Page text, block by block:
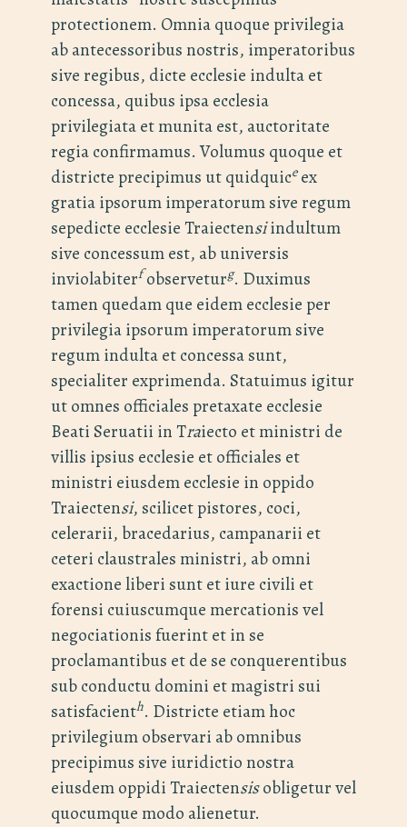
protectionem. Omnia quoque privilegia
ab antecessoribus nostris, imperatoribus
sive regibus, dicte ecclesie indulta et
concessa, quibus ipsa ecclesia
privilegiata et munita est, auctoritate
regia confirmamus. Volumus quoque et
districte precipimus ut quidquiceex
gratia ipsorum imperatorum sive regum
sepedicte ecclesie Traiectensiindultum
sive concessum est, ab universis
inviolabiterfobserveturg. Duximus
tamen quedam que eidem ecclesie per
privilegia ipsorum imperatorum sive
regum indulta et concessa sunt,
specialiter exprimenda. Statuimus igitur
ut omnes officiales pretaxate ecclesie
Beati Seruatii in Traiecto et ministri de
villis ipsius ecclesie et officiales et
ministri eiusdem ecclesie in oppido
Traiectensi, scilicet pistores, coci,
celerarii, bracedarius, campanarii et
ceteri claustrales ministri, ab omni
exactione liberi sunt et iure civili et
forensi cuiuscumque mercationis vel
negociationis fuerint et in se
proclamantibus et de se conquerentibus
sub conductu domini et magistri sui
satisfacienth. Districte etiam hoc
privilegium observari ab omnibus
precipimus sive iuridictio nostra
eiusdem oppidi Traiectensisobligetur vel
quocumque modo alienetur.